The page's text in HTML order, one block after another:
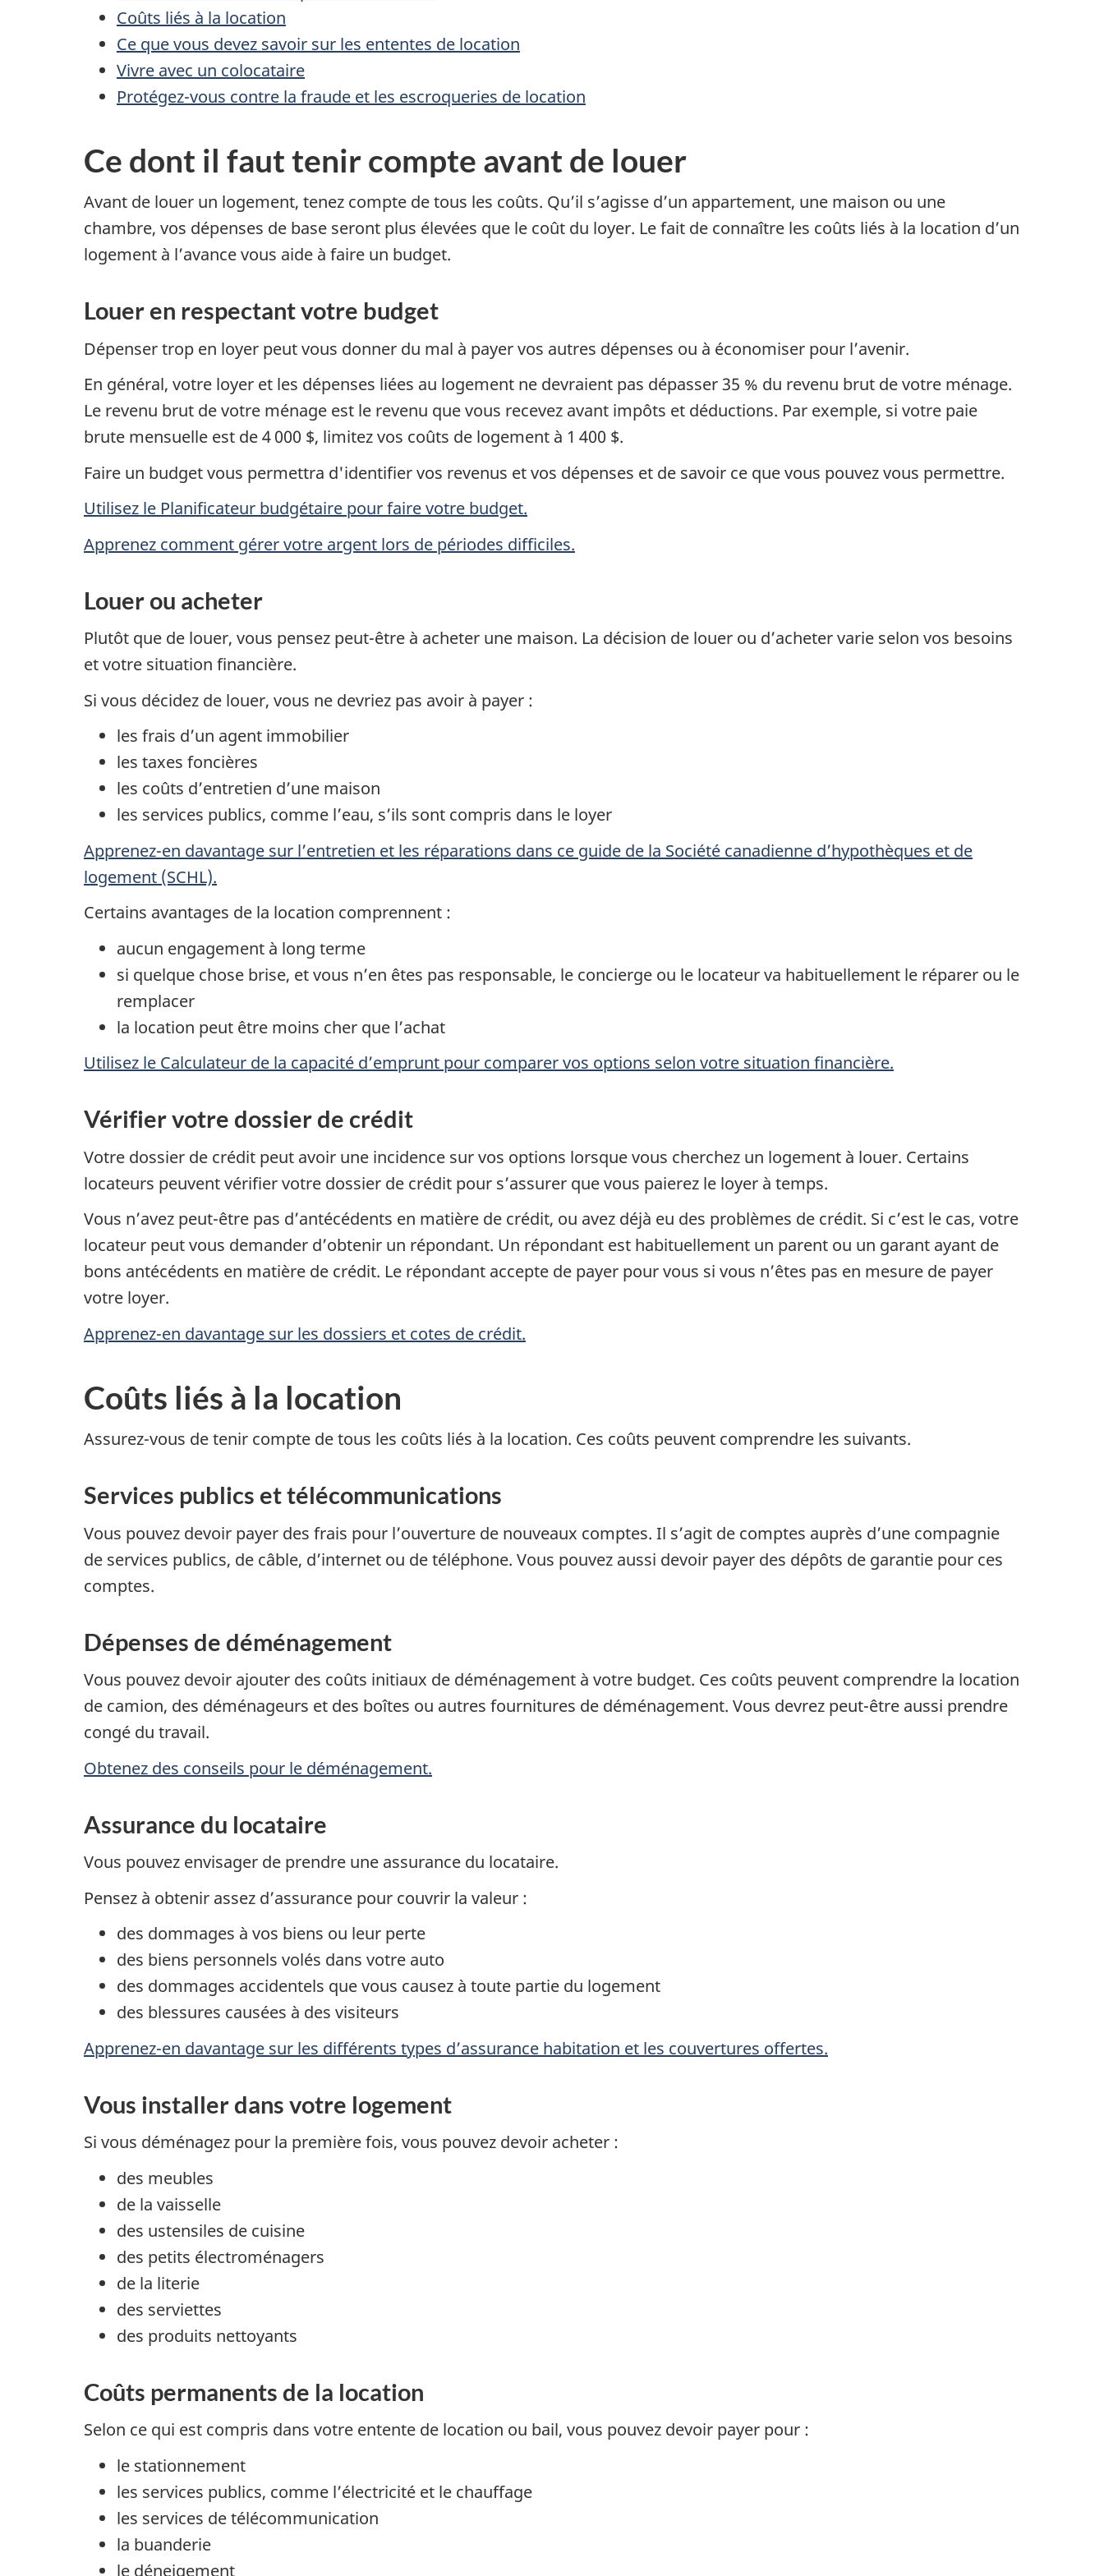
Coûts liés à la location
Ce que vous devez savoir sur les ententes de location
Vivre avec un colocataire
Protégez-vous contre la fraude et les escroqueries de location
Ce dont il faut tenir compte avant de louer
Avant de louer un logement, tenez compte de tous les coûts. Qu’il s’agisse d’un appartement, une maison ou une
chambre, vos dépenses de base seront plus élevées que le coût du loyer. Le fait de connaître les coûts liés à la location d’un
logement à l’avance vous aide à faire un budget.
Louer en respectant votre budget
Dépenser trop en loyer peut vous donner du mal à payer vos autres dépenses ou à économiser pour l’avenir.
En général, votre loyer et les dépenses liées au logement ne devraient pas dépasser 35 % du revenu brut de votre ménage.
Le revenu brut de votre ménage est le revenu que vous recevez avant impôts et déductions. Par exemple, si votre paie
brute mensuelle est de 4 000 $, limitez vos coûts de logement à 1 400 $.
Faire un budget vous permettra d'identifier vos revenus et vos dépenses et de savoir ce que vous pouvez vous permettre.
Utilisez le Planificateur budgétaire pour faire votre budget.
Apprenez comment gérer votre argent lors de périodes difficiles.
Louer ou acheter
Plutôt que de louer, vous pensez peut-être à acheter une maison. La décision de louer ou d’acheter varie selon vos besoins
et votre situation financière.
Si vous décidez de louer, vous ne devriez pas avoir à payer :
les frais d’un agent immobilier
les taxes foncières
les coûts d’entretien d’une maison
les services publics, comme l’eau, s’ils sont compris dans le loyer
Apprenez-en davantage sur l’entretien et les réparations dans ce guide de la Société canadienne d’hypothèques et de
logement (SCHL).
Certains avantages de la location comprennent :
aucun engagement à long terme
si quelque chose brise, et vous n’en êtes pas responsable, le concierge ou le locateur va habituellement le réparer ou le
remplacer
la location peut être moins cher que l’achat
Utilisez le Calculateur de la capacité d’emprunt pour comparer vos options selon votre situation financière.
Vérifier votre dossier de crédit
Votre dossier de crédit peut avoir une incidence sur vos options lorsque vous cherchez un logement à louer. Certains
locateurs peuvent vérifier votre dossier de crédit pour s’assurer que vous paierez le loyer à temps.
Vous n’avez peut-être pas d’antécédents en matière de crédit, ou avez déjà eu des problèmes de crédit. Si c’est le cas, votre
locateur peut vous demander d’obtenir un répondant. Un répondant est habituellement un parent ou un garant ayant de
bons antécédents en matière de crédit. Le répondant accepte de payer pour vous si vous n’êtes pas en mesure de payer
votre loyer.
Apprenez-en davantage sur les dossiers et cotes de crédit.
Coûts liés à la location
Assurez-vous de tenir compte de tous les coûts liés à la location. Ces coûts peuvent comprendre les suivants.
Services publics et télécommunications
Vous pouvez devoir payer des frais pour l’ouverture de nouveaux comptes. Il s’agit de comptes auprès d’une compagnie
de services publics, de câble, d’internet ou de téléphone. Vous pouvez aussi devoir payer des dépôts de garantie pour ces
comptes.
Dépenses de déménagement
Vous pouvez devoir ajouter des coûts initiaux de déménagement à votre budget. Ces coûts peuvent comprendre la location
de camion, des déménageurs et des boîtes ou autres fournitures de déménagement. Vous devrez peut-être aussi prendre
congé du travail.
Obtenez des conseils pour le déménagement.
Assurance du locataire
Vous pouvez envisager de prendre une assurance du locataire.
Pensez à obtenir assez d’assurance pour couvrir la valeur :
des dommages à vos biens ou leur perte
des biens personnels volés dans votre auto
des dommages accidentels que vous causez à toute partie du logement
des blessures causées à des visiteurs
Apprenez-en davantage sur les différents types d’assurance habitation et les couvertures offertes.
Vous installer dans votre logement
Si vous déménagez pour la première fois, vous pouvez devoir acheter :
des meubles
de la vaisselle
des ustensiles de cuisine
des petits électroménagers
de la literie
des serviettes
des produits nettoyants
Coûts permanents de la location
Selon ce qui est compris dans votre entente de location ou bail, vous pouvez devoir payer pour :
le stationnement
les services publics, comme l’électricité et le chauffage
les services de télécommunication
la buanderie
le déneigement